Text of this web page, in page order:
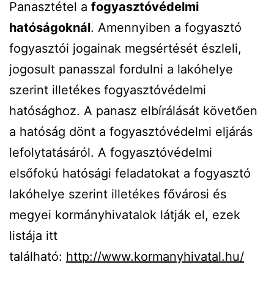
Panasztétel a fogyasztóvédelmi
hatóságoknál. Amennyiben a fogyasztó
fogyasztói jogainak megsértését észleli,
jogosult panasszal fordulni a lakóhelye
szerint illetékes fogyasztóvédelmi
hatósághoz. A panasz elbírálását követően
a hatóság dönt a fogyasztóvédelmi eljárás
lefolytatásáról. A fogyasztóvédelmi
elsőfokú hatósági feladatokat a fogyasztó
lakóhelye szerint illetékes fővárosi és
megyei kormányhivatalok látják el, ezek
listája itt
található: http://www.kormanyhivatal.hu/